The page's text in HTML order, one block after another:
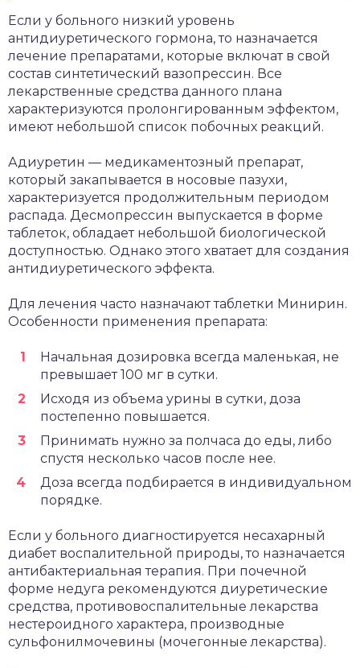
Если у больного низкий уровень
антидиуретического гормона, то назначается
лечение препаратами, которые включат в свой
состав синтетический вазопрессин. Все
лекарственные средства данного плана
характеризуются пролонгированным эффектом,
имеют небольшой список побочных реакций.
Адиуретин — медикаментозный препарат,
который закапывается в носовые пазухи,
характеризуется продолжительным периодом
распада. Десмопрессин выпускается в форме
таблеток, обладает небольшой биологической
доступностью. Однако этого хватает для создания
антидиуретического эффекта.
Для лечения часто назначают таблетки Минирин.
Особенности применения препарата:
Начальная дозировка всегда маленькая, не
превышает 100 мг в сутки.
Исходя из объема урины в сутки, доза
постепенно повышается.
Принимать нужно за полчаса до еды, либо
спустя несколько часов после нее.
Доза всегда подбирается в индивидуальном
порядке.
Если у больного диагностируется несахарный
диабет воспалительной природы, то назначается
антибактериальная терапия. При почечной
форме недуга рекомендуются диуретические
средства, противовоспалительные лекарства
нестероидного характера, производные
сульфонилмочевины (мочегонные лекарства).